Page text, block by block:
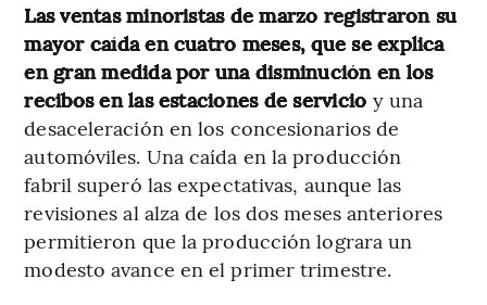
Las ventas minoristas de marzo registraron su
mayor caída en cuatro meses, que se explica
en gran medida por una disminución en los
recibos en las estaciones de servicio y una
desaceleración en los concesionarios de
automóviles. Una caída en la producción
fabril superó las expectativas, aunque las
revisiones al alza de los dos meses anteriores
permitieron que la producción lograra un
modesto avance en el primer trimestre.